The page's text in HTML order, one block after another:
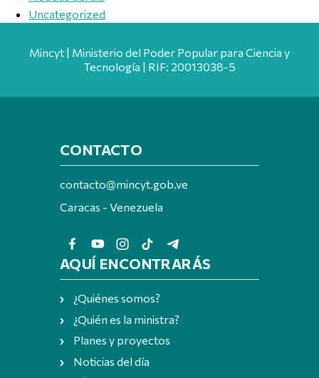
Uncategorized
Mincyt | Ministerio del Poder Popular para Ciencia y
Tecnología | RIF: 20013038-5
CONTACTO
contacto@mincyt.gob.ve
Caracas - Venezuela
AQUÍ ENCONTRARÁS
¿Quiénes somos?
¿Quién es la ministra?
Planes y proyectos
Noticias del día